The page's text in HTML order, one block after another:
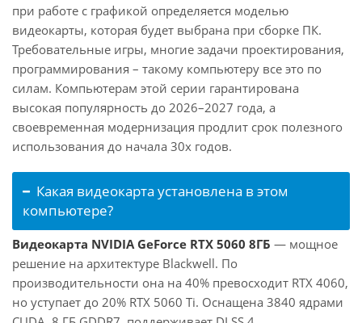
при работе с графикой определяется моделью
видеокарты, которая будет выбрана при сборке ПК.
Требовательные игры, многие задачи проектирования,
программирования – такому компьютеру все это по
силам. Компьютерам этой серии гарантирована
высокая популярность до 2026–2027 года, а
своевременная модернизация продлит срок полезного
использования до начала 30х годов.
Какая видеокарта установлена в этом
компьютере?
Видеокарта NVIDIA GeForce RTX 5060 8ГБ — мощное
решение на архитектуре Blackwell. По
производительности она на 40% превосходит RTX 4060,
но уступает до 20% RTX 5060 Ti. Оснащена 3840 ядрами